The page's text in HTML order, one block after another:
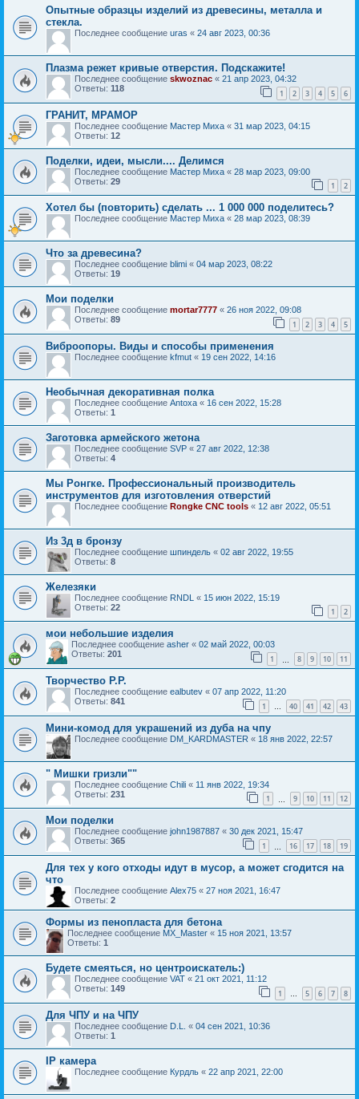
Опытные образцы изделий из древесины, металла и
стекла.
Последнее сообщение uras « 24 авг 2023, 00:36
Плазма режет кривые отверстия. Подскажите!
Последнее сообщение skwoznac « 21 апр 2023, 04:32
Ответы: 118 1 2 3 4 5 6
ГРАНИТ, МРАМОР
Последнее сообщение Мастер Миха « 31 мар 2023, 04:15
Ответы: 12
Поделки, идеи, мысли.... Делимся
Последнее сообщение Мастер Миха « 28 мар 2023, 09:00
Ответы: 29 1 2
Хотел бы (повторить) сделать ... 1 000 000 поделитесь?
Последнее сообщение Мастер Миха « 28 мар 2023, 08:39
Что за древесина?
Последнее сообщение blimi « 04 мар 2023, 08:22
Ответы: 19
Мои поделки
Последнее сообщение mortar7777 « 26 ноя 2022, 09:08
Ответы: 89 1 2 3 4 5
Виброопоры. Виды и способы применения
Последнее сообщение kfmut « 19 сен 2022, 14:16
Необычная декоративная полка
Последнее сообщение Antoxa « 16 сен 2022, 15:28
Ответы: 1
Заготовка армейского жетона
Последнее сообщение SVP « 27 авг 2022, 12:38
Ответы: 4
Мы Ронгке. Профессиональный производитель
инструментов для изготовления отверстий
Последнее сообщение Rongke CNC tools « 12 авг 2022, 05:51
Из 3д в бронзу
Последнее сообщение шпиндель « 02 авг 2022, 19:55
Ответы: 8
Железяки
Последнее сообщение RNDL « 15 июн 2022, 15:19
Ответы: 22 1 2
мои небольшие изделия
Последнее сообщение asher « 02 май 2022, 00:03
Ответы: 201 1 8 9 10 11
Творчество Р.Р.
Последнее сообщение ealbutev « 07 апр 2022, 11:20
Ответы: 841 1 … 40 41 42 43
Мини-комод для украшений из дуба на чпу
Последнее сообщение DM_KARDMASTER « 18 янв 2022, 22:57
" Мишки гризли""
Последнее сообщение Chili « 11 янв 2022, 19:34
Ответы: 231 1 9 10 11 12
Мои поделки
Последнее сообщение john1987887 « 30 дек 2021, 15:47
Ответы: 365 1 16 17 18 19
Для тех у кого отходы идут в мусор, а может сгодится на
что
Последнее сообщение Alex75 « 27 ноя 2021, 16:47
Ответы: 2
Формы из пенопласта для бетона
Последнее сообщение MX_Master « 15 ноя 2021, 13:57
Ответы: 1
Будете смеяться, но центроискатель:)
Последнее сообщение VAT « 21 окт 2021, 11:12
Ответы: 149 1 … 5 6 7 8
Для ЧПУ и на ЧПУ
Последнее сообщение D.L. « 04 сен 2021, 10:36
Ответы: 1
IP камера
Последнее сообщение Курдль « 22 апр 2021, 22:00